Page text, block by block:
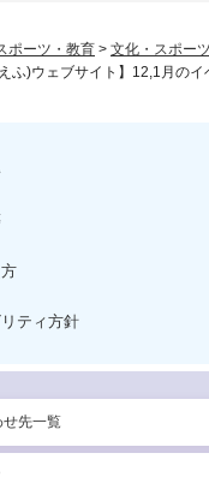
ポーツ・教育 > 文化・スポーツ
ふ)ウェブサイト】12,1月のイ
ティ方針
せ先一覧